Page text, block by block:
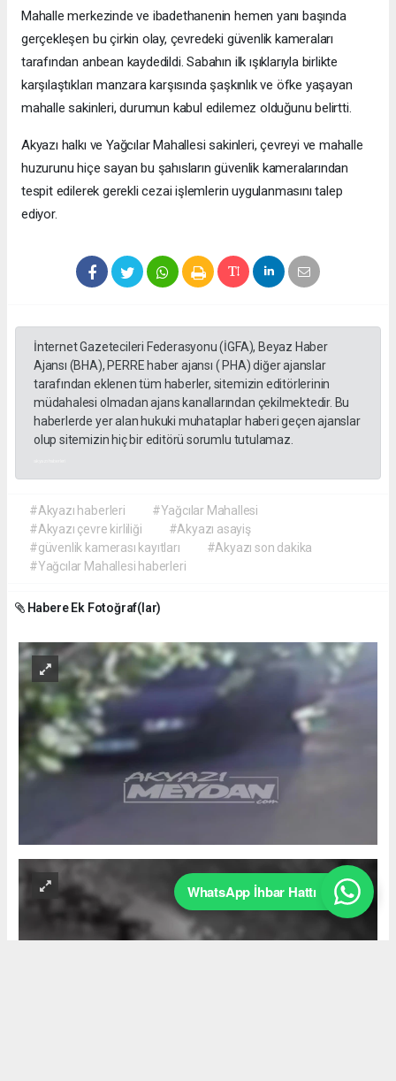
Mahalle merkezinde ve ibadethanenin hemen yanı başında
gerçekleşen bu çirkin olay, çevredeki güvenlik kameraları
tarafından anbean kaydedildi. Sabahın ilk ışıklarıyla birlikte
karşılaştıkları manzara karşısında şaşkınlık ve öfke yaşayan
mahalle sakinleri, durumun kabul edilemez olduğunu belirtti.
Akyazı halkı ve Yağcılar Mahallesi sakinleri, çevreyi ve mahalle
huzurunu hiçe sayan bu şahısların güvenlik kameralarından
tespit edilerek gerekli cezai işlemlerin uygulanmasını talep
ediyor.
İnternet Gazetecileri Federasyonu (İGFA), Beyaz Haber
Ajansı (BHA), PERRE haber ajansı ( PHA) diğer ajanslar
tarafından eklenen tüm haberler, sitemizin editörlerinin
müdahalesi olmadan ajans kanallarından çekilmektedir. Bu
haberlerde yer alan hukuki muhataplar haberi geçen ajanslar
olup sitemizin hiç bir editörü sorumlu tutulamaz.
#Akyazı haberleri
#Yağcılar Mahallesi
#Akyazı çevre kirliliği
#Akyazı asayiş
#güvenlik kamerası kayıtları
#Akyazı son dakika
#Yağcılar Mahallesi haberleri
Habere Ek Fotoğraf(lar)
WhatsApp İhbar Hattı